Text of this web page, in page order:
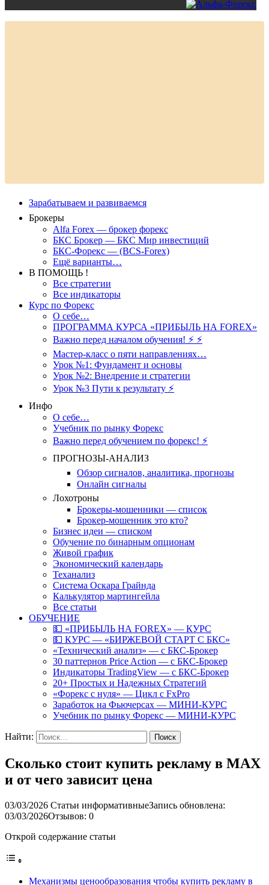
Зарабатываем и развиваемся
Брокеры
Alfa Forex — брокер форекс
БКС Брокер — БКС Мир инвестиций
БКС-Форекс — (BCS-Forex)
Ещё варианты…
В ПОМОЩЬ !
Все стратегии
Все индикаторы
Курс по Форекс
О себе…
ПРОГРАММА КУРСА «ПРИБЫЛЬ НА FOREX»
Важно перед началом обучения! ⚡ ⚡
Мастер-класс о пяти направлениях…
Урок №1: Фундамент и основы
Урок №2: Внедрение и стратегии
Урок №3 Пути к результату ⚡️
Инфо
О себе…
Учебник по рынку Форекс
Важно перед обучением по форекс! ⚡
ПРОГНОЗЫ-АНАЛИЗ
Обзор сигналов, аналитика, прогнозы
Онлайн сигналы
Лохотроны
Брокеры-мошенники — список
Брокер-мошенник это кто?
Бизнес идеи — списком
Обучение по бинарным опционам
Живой график
Экономический календарь
Теханализ
Система Оскара Грайнда
Калькулятор мартингейла
Все статьи
ОБУЧЕНИЕ
💵 «ПРИБЫЛЬ НА FOREX» — КУРС
💵 КУРС — «БИРЖЕВОЙ СТАРТ С БКС»
«Технический анализ» — с БКС-Брокер
30 паттернов Price Action — с БКС-Брокер
Индикаторы TradingView — с БКС-Брокер
20+ Простых и Надежных Стратегий
«Форекс с нуля» — Цикл с FxPro
Заработок на Фьючерсах — МИНИ-КУРС
Учебник по рынку Форекс — МИНИ-КУРС
Найти:
Сколько стоит купить рекламу в MAX
и от чего зависит цена
03/03/2026 Статьи информативныеЗапись обновлена:
03/03/2026Отзывов: 0
Открой содержание статьи
Механизмы ценообразования чтобы купить рекламу в